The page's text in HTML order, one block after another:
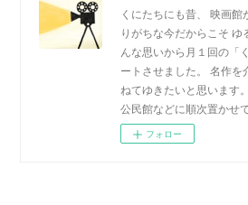
くにたちにも昔、 映画
りがちな今だからこそ
んな思いから月１回の「
ートさせました。 名作
ねてゆきたいと思います
公民館などに順次置かせ
フォロー